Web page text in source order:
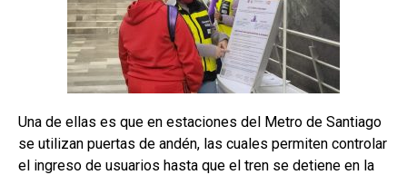
Una de ellas es que en estaciones del Metro de Santiago
se utilizan puertas de andén, las cuales permiten controlar
el ingreso de usuarios hasta que el tren se detiene en la